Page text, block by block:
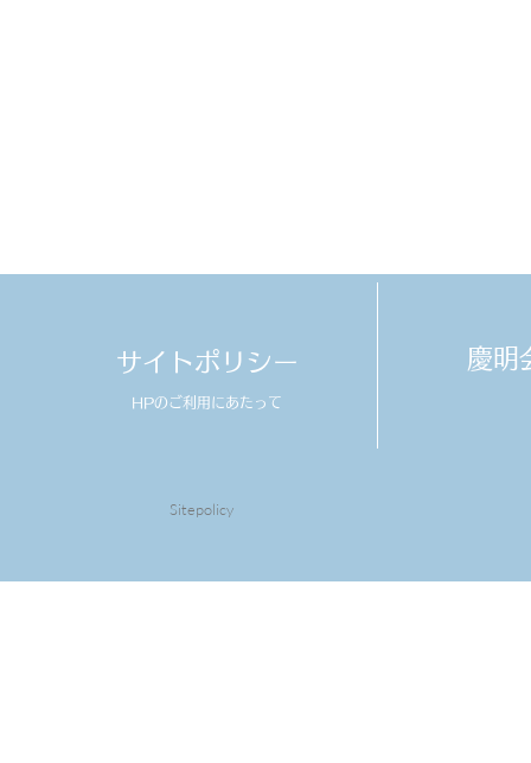
サイトポリシー
HPのご利用にあたって
慶明
Sitepolicy